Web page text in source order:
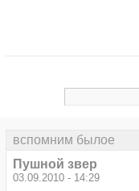
вспомним былое
Пушной звер
03.09.2010 - 14:29